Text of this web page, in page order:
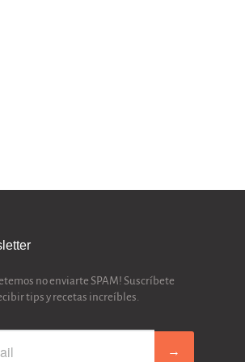
no enviarte SPAM! Suscríbete
tips y recetas increíbles.
→